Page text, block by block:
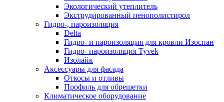
Экологический утеплитель
Экструдированный пенополистирол
Гидро-, пароизоляция
Delta
Гидро- и пароизоляция для кровли Изоспан
Гидро- пароизоляция Tyvek
Изолайк
Аксессуары для фасада
Откосы и отливы
Профиль для обрешетки
Климатическое оборудование